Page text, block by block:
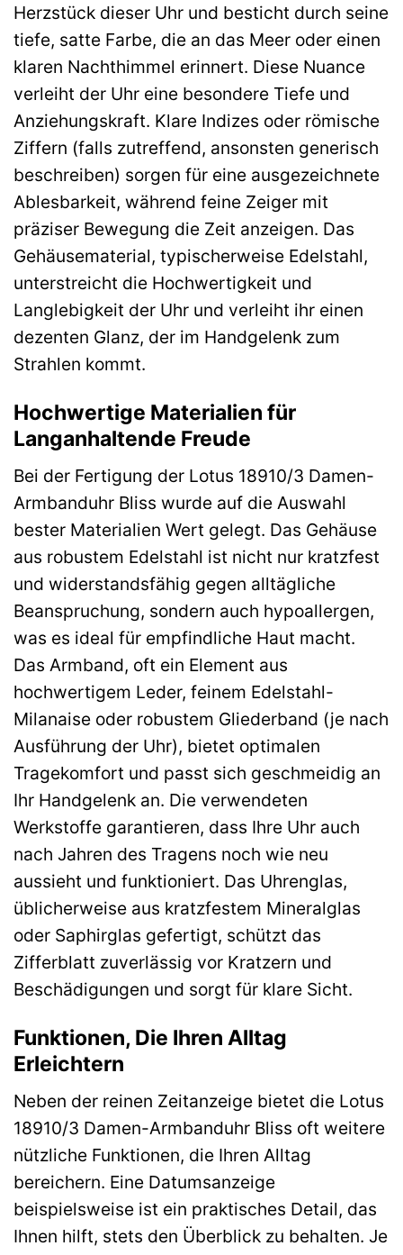
Herzstück dieser Uhr und besticht durch seine
tiefe, satte Farbe, die an das Meer oder einen
klaren Nachthimmel erinnert. Diese Nuance
verleiht der Uhr eine besondere Tiefe und
Anziehungskraft. Klare Indizes oder römische
Ziffern (falls zutreffend, ansonsten generisch
beschreiben) sorgen für eine ausgezeichnete
Ablesbarkeit, während feine Zeiger mit
präziser Bewegung die Zeit anzeigen. Das
Gehäusematerial, typischerweise Edelstahl,
unterstreicht die Hochwertigkeit und
Langlebigkeit der Uhr und verleiht ihr einen
dezenten Glanz, der im Handgelenk zum
Strahlen kommt.
Hochwertige Materialien für
Langanhaltende Freude
Bei der Fertigung der Lotus 18910/3 Damen-
Armbanduhr Bliss wurde auf die Auswahl
bester Materialien Wert gelegt. Das Gehäuse
aus robustem Edelstahl ist nicht nur kratzfest
und widerstandsfähig gegen alltägliche
Beanspruchung, sondern auch hypoallergen,
was es ideal für empfindliche Haut macht.
Das Armband, oft ein Element aus
hochwertigem Leder, feinem Edelstahl-
Milanaise oder robustem Gliederband (je nach
Ausführung der Uhr), bietet optimalen
Tragekomfort und passt sich geschmeidig an
Ihr Handgelenk an. Die verwendeten
Werkstoffe garantieren, dass Ihre Uhr auch
nach Jahren des Tragens noch wie neu
aussieht und funktioniert. Das Uhrenglas,
üblicherweise aus kratzfestem Mineralglas
oder Saphirglas gefertigt, schützt das
Zifferblatt zuverlässig vor Kratzern und
Beschädigungen und sorgt für klare Sicht.
Funktionen, Die Ihren Alltag
Erleichtern
Neben der reinen Zeitanzeige bietet die Lotus
18910/3 Damen-Armbanduhr Bliss oft weitere
nützliche Funktionen, die Ihren Alltag
bereichern. Eine Datumsanzeige
beispielsweise ist ein praktisches Detail, das
Ihnen hilft, stets den Überblick zu behalten. Je